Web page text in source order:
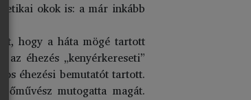
etikai okok is: a már inkább
hogy a háta mögé tartott
éhezés „kenyérkereseti”
éhezési bemutatót tartott.
mutogatta magát.